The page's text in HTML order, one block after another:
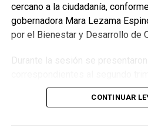
cercano a la ciudadanía,
gobernadora Mara Lezama
por el Bienestar y Desarrollo de
Durante la sesión se presentaron
materia de administración de
objetivos institucionales,CONTINUAR